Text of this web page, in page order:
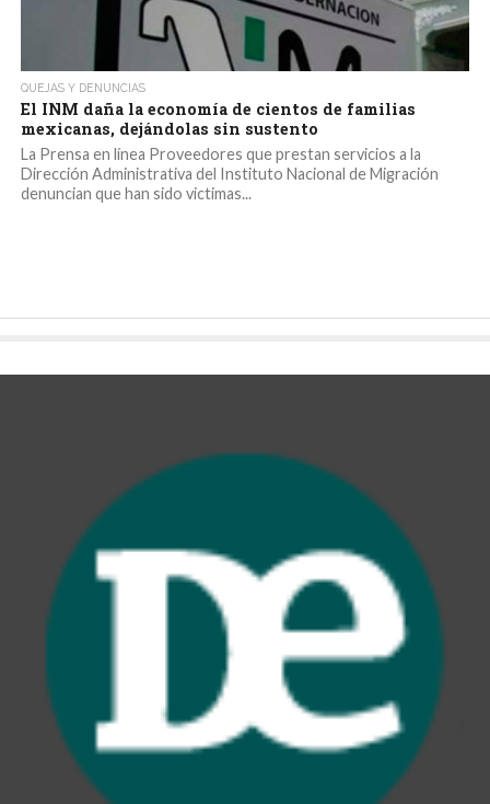
QUEJAS Y DENUNCIAS
El INM daña la economía de cientos de familias
mexicanas, dejándolas sin sustento
La Prensa en línea Proveedores que prestan servicios a la
Dirección Administrativa del Instituto Nacional de Migración
denuncian que han sido victimas...